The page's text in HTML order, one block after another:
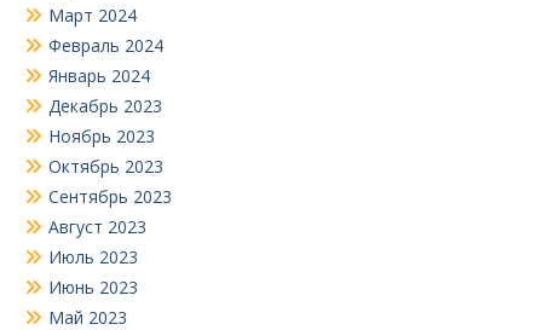
Март 2024
Февраль 2024
Январь 2024
Декабрь 2023
Ноябрь 2023
Октябрь 2023
Сентябрь 2023
Август 2023
Июль 2023
Июнь 2023
Май 2023